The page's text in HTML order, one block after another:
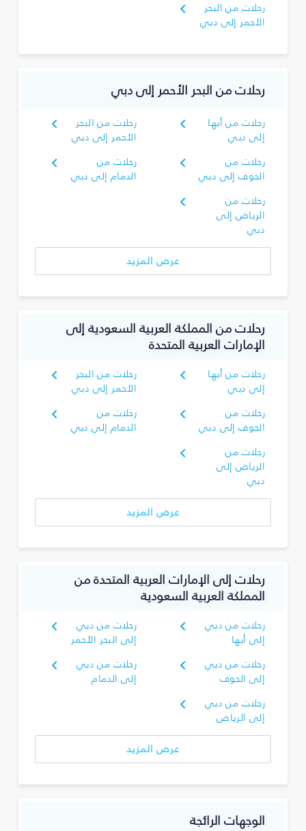
رحلات من البحر
الأحمر إلى دبي
رحلات من البحر الأحمر إلى دبي
رحلات من أبها
إلى دبي
رحلات من البحر
الأحمر إلى دبي
رحلات من
الجوف إلى دبي
رحلات من
الدمام إلى دبي
رحلات من
الرياض إلى
دبي
عرض المزيد
رحلات من المملكة العربية السعودية إلى
الإمارات العربية المتحدة
رحلات من أبها
إلى دبي
رحلات من البحر
الأحمر إلى دبي
رحلات من
الجوف إلى دبي
رحلات من
الدمام إلى دبي
رحلات من
الرياض إلى
دبي
عرض المزيد
رحلات إلى الإمارات العربية المتحدة من
المملكة العربية السعودية
رحلات من دبي
إلى أبها
رحلات من دبي
إلى البحر الأحمر
رحلات من دبي
إلى الجوف
رحلات من دبي
إلى الدمام
رحلات من دبي
إلى الرياض
عرض المزيد
الوجهات الرائجة